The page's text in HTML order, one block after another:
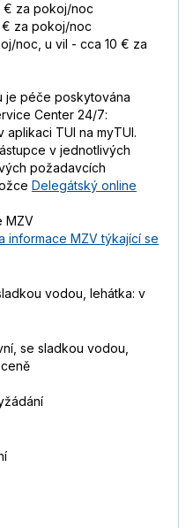
€ za pokoj/noc
za pokoj/noc
noc, u vil - cca 10 € za
je péče poskytována
Center 24/7:
TUI na myTUI.
v jednotlivých
požadavcích
Delegátský online
MZV
informace MZV týkající se
vodou, lehátka: v
se sladkou vodou,